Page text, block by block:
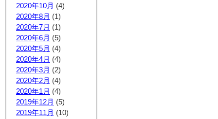
2020年10月 (4)
2020年8月 (1)
2020年7月 (1)
2020年6月 (5)
2020年5月 (4)
2020年4月 (4)
2020年3月 (2)
2020年2月 (4)
2020年1月 (4)
2019年12月 (5)
2019年11月 (10)